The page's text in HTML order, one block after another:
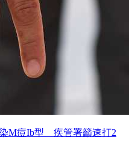
M痘Ib型 疾管署籲速打2